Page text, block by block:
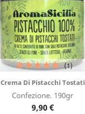
Crema Di Pistacchi Tostati
Confezione. 190gr
9,90 €
(1)
Acquista ora